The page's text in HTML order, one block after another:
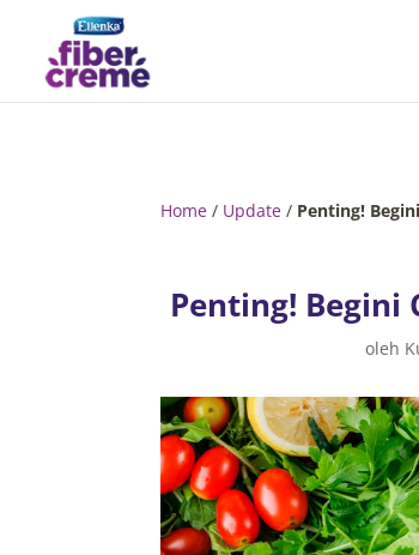
Home / Update / Penting!
Penting! Begini
oleh